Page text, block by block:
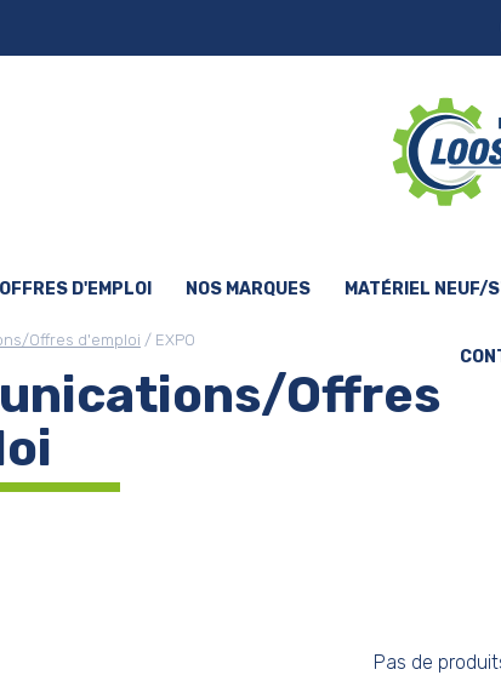
D'EMPLOI NOS MARQUES MATÉRIEL NEUF/
Offres d'emploi / EXPO
Offres
Pas de